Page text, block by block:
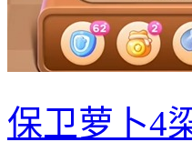
保卫萝卜4